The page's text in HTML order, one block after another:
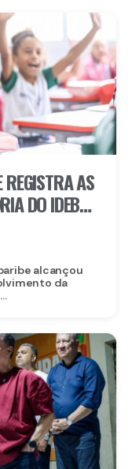
AS
DO IDEB
alcançou
da